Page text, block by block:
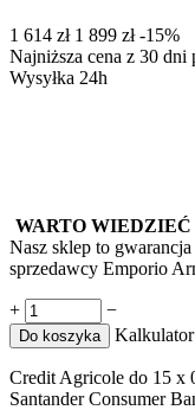
‍1 614‍ zł ‍1 899‍ zł -15%
Najniższa cena z 30 dni
Wysyłka 24h
WARTO WIEDZIEĆ
Nasz sklep to
sprzedawcy Emporio
+ −
Do koszyka
Credit Agricole do 15 x
Santander Consumer